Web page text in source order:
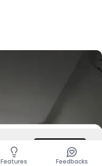
Contact
Features Feedbacks